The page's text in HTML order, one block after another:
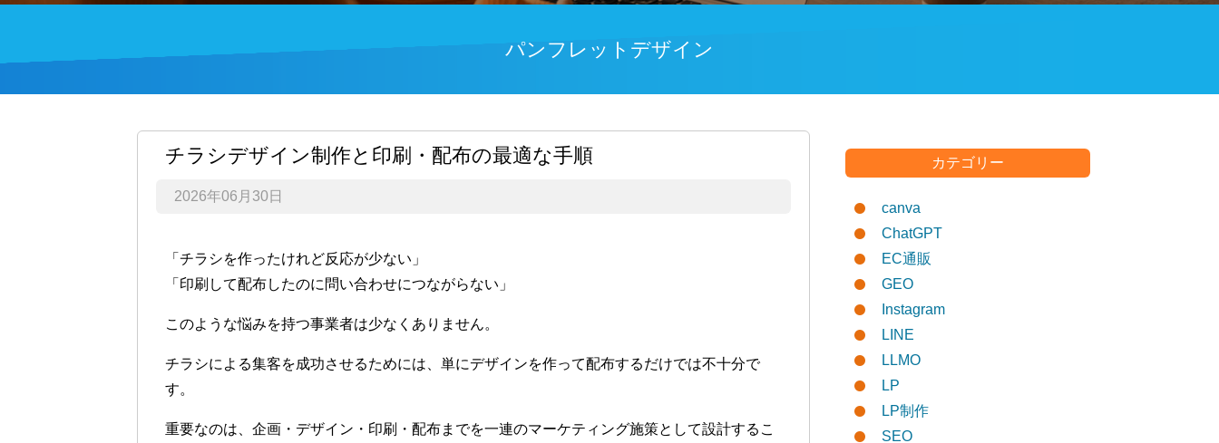
パンフレットデザイン
チラシデザイン制作と印刷・配布の最適な手順
2026年06月30日
「チラシを作ったけれど反応が少ない」
「印刷して配布したのに問い合わせにつながらない」
このような悩みを持つ事業者は少なくありません。
チラシによる集客を成功させるためには、単にデザインを作って配布するだけでは不十分で
す。
重要なのは、企画・デザイン・印刷・配布までを一連のマーケティング施策として設計するこ
カテゴリー
canva
ChatGPT
EC通販
GEO
Instagram
LINE
LLMO
LP
LP制作
SEO